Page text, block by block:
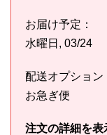
お届け予定：
水曜日, 03/24
配送オプション
お急ぎ便
注文の詳細を表